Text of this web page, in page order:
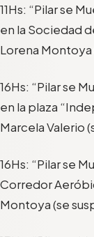
11Hs: “Pilar se
en la Sociedad
Lorena Montoya
16Hs: “Pilar se
en la plaza
Marcela Valerio
16Hs: “Pilar se
Corredor
Montoya (se